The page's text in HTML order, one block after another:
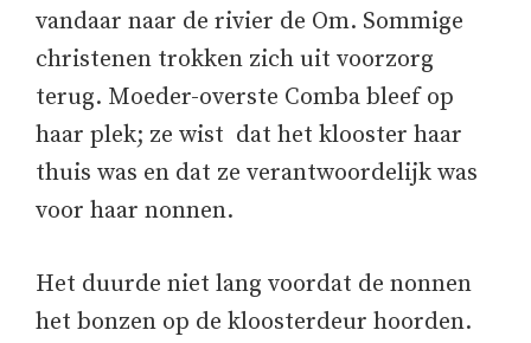
vandaar naar de rivier de Om. Sommige
christenen trokken zich uit voorzorg
terug. Moeder-overste Comba bleef op
haar plek; ze wist dat het klooster haar
thuis was en dat ze verantwoordelijk was
voor haar nonnen.
Het duurde niet lang voordat de nonnen
het bonzen op de kloosterdeur hoorden.